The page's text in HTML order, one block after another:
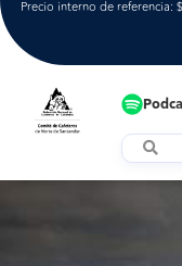
Precio interno de referencia: